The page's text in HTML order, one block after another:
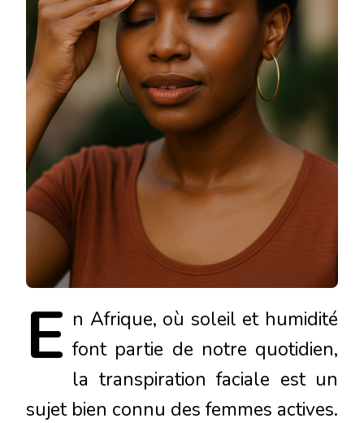
E n Afrique, où soleil et humidité
font partie de notre quotidien,
la transpiration faciale est un
sujet bien connu des femmes actives.